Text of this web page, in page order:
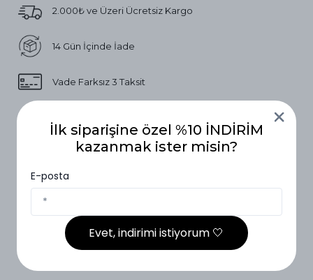
2.000₺ ve Üzeri Ücretsiz Kargo
14 Gün İçinde İade
Vade Farksız 3 Taksit
Ürün Açıklaması
Etek Ölçü Tablosu
35cm 101cm
İlk siparişine özel %10 İNDİRİM
kazanmak ister misin?
E-posta
Evet, indirimi istiyorum 🤍